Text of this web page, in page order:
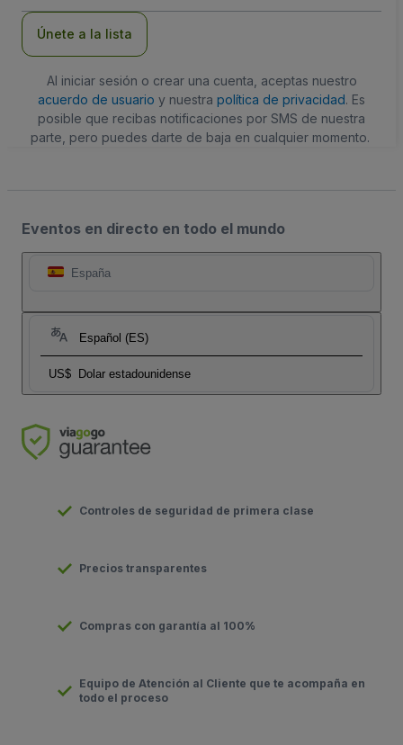
Únete a la lista
Al iniciar sesión o crear una cuenta, aceptas nuestro
acuerdo de usuario y nuestra política de privacidad. Es
posible que recibas notificaciones por SMS de nuestra
parte, pero puedes darte de baja en cualquier momento.
Eventos en directo en todo el mundo
España
Español (ES)
US$ Dolar estadounidense
Controles de seguridad de primera clase
Precios transparentes
Compras con garantía al 100%
Equipo de Atención al Cliente que te acompaña en
todo el proceso